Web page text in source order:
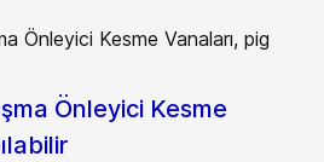
Önleyici Kesme